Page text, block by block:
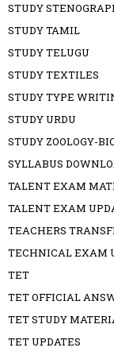
STUDY
STUDY TAMIL
STUDY TELUGU
STUDY TEXTILES
STUDY TYPE
STUDY URDU
STUDY ZOOLOGY-
SYLLABUS
TALENT EXAM
TALENT EXAM
TEACHERS
TECHNICAL EXAM
TET
TET OFFICIAL
TET STUDY
TET UPDATES